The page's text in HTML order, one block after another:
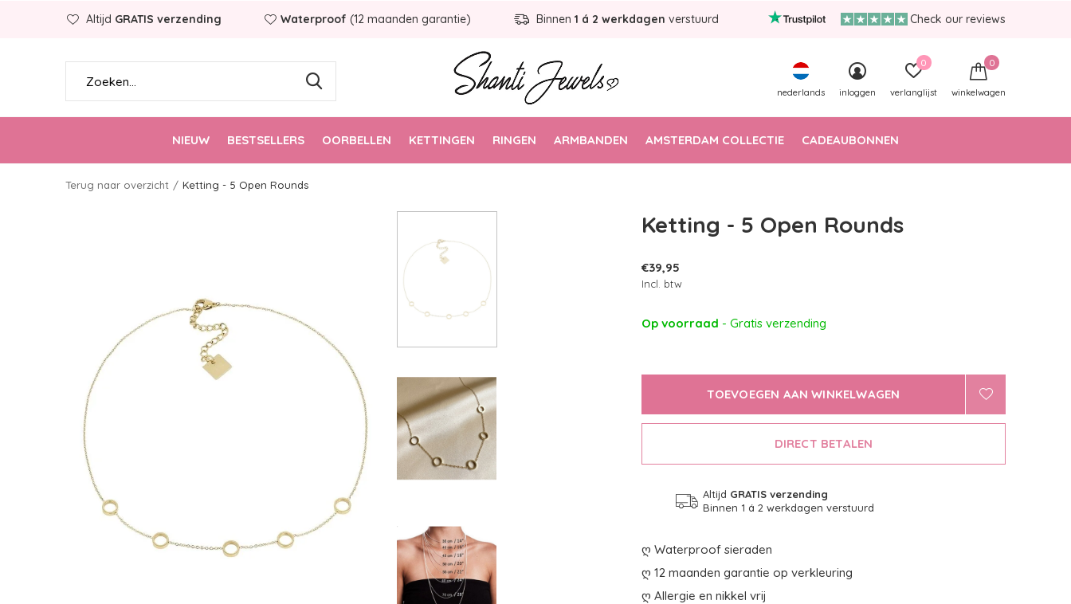
NIEUW BESTSELLERS OORBELLEN KETTINGEN RINGEN ARMBANDEN AMSTERDAM COLLECTIE CADEAUBONNEN
nederlands inloggen verlanglijst
0
winkelwagen
0
Altijd GRATIS verzending Waterproof (12 maanden garantie) Binnen 1 á 2 werkdagen verstuurd Check our reviews
Terug naar overzicht Ketting - 5 Open Rounds
Ketting - 5 Open Rounds
€39,95
Incl. btw
Op voorraad - Gratis verzending
TOEVOEGEN AAN WINKELWAGEN
DIRECT BETALEN
Altijd GRATIS verzending
Binnen 1 á 2 werkdagen verstuurd
ღ Waterproof sieraden
ღ 12 maanden garantie op verkleuring
ღ Allergie en nikkel vrij